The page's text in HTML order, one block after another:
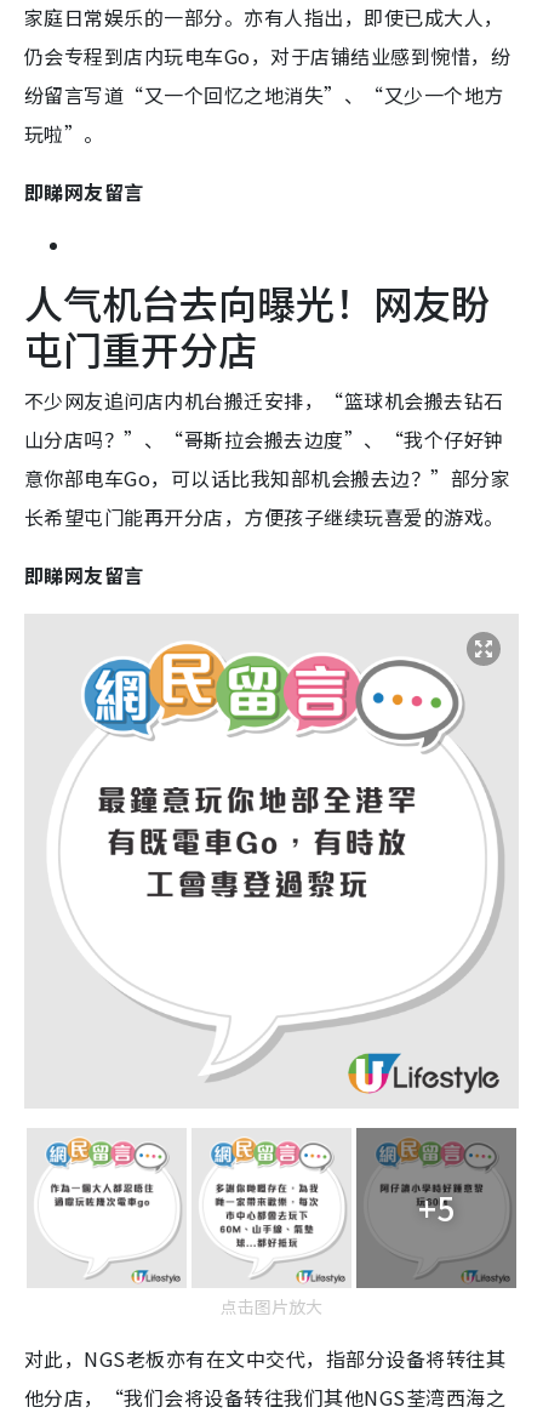
家庭日常娱乐的一部分。亦有人指出，即使已成大人，
仍会专程到店内玩电车Go，对于店铺结业感到惋惜，纷
纷留言写道“又一个回忆之地消失”、“又少一个地方
玩啦”。
即睇网友留言
人气机台去向曝光！网友盼
屯门重开分店
不少网友追问店内机台搬迁安排，“篮球机会搬去钻石
山分店吗？”、“哥斯拉会搬去边度”、“我个仔好钟
意你部电车Go，可以话比我知部机会搬去边？”部分家
长希望屯门能再开分店，方便孩子继续玩喜爱的游戏。
即睇网友留言
+5
点击图片放大
对此，NGS老板亦有在文中交代，指部分设备将转往其
他分店，“我们会将设备转往我们其他NGS荃湾西海之